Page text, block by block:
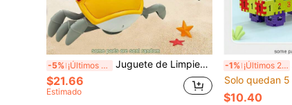
-5% ¡Últimos 2 días Juguete de Limpieza Divertido Juguete de Cangrejo Loco Juguete de Alivio del Estrés con Sensor Divertido Juguete Educativo de Alivio del Estrés para Niños Juguete Eléctrico con Sensor en Forma de Cangrejo Juguete Divertido de Escape y Rastreo Te Escapa Tú lo Persigues Juguete en Forma de Cangrejo que Puede Rastrear y Moverse Juguete de Cangrejo Simulado Inteligente Anticolisión con Música Dinámica
$21.66
Estimado
-1% ¡Últimos 2 días
Solo quedan 5
$10.40